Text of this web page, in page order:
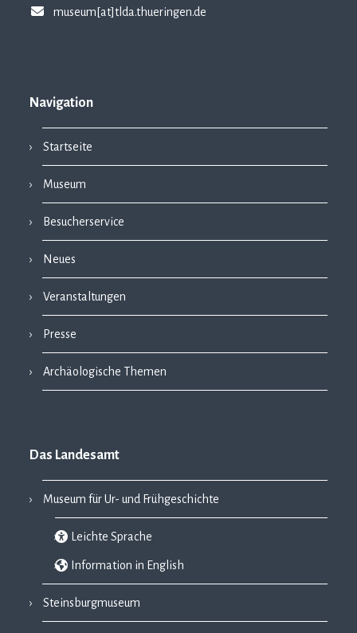
museum[at]tlda.thueringen.de
Navigation
Startseite
Museum
Besucherservice
Neues
Veranstaltungen
Presse
Archäologische Themen
Das Landesamt
Museum für Ur- und Frühgeschichte
Leichte Sprache
Information in English
Steinsburgmuseum